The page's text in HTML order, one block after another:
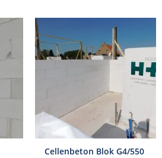
Cellenbeton Blok G4/550